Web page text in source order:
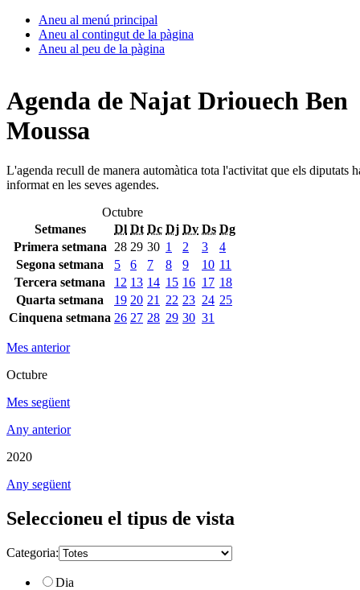
Aneu al menú principal
Aneu al contingut de la pàgina
Aneu al peu de la pàgina
Agenda de Najat Driouech Ben
Moussa
L'agenda recull de manera automàtica tota l'activitat que els diputats
informat en les seves agendes.
Octubre
Setmanes
Dl Dt Dc Dj Dv Ds Dg
Primera setmana
28 29 30 1 2 3
4
Segona setmana
5 6 7 8 9 10 11
Tercera setmana
12 13 14 15 16 17 18
Quarta setmana
19 20 21 22 23 24 25
Cinquena setmana 26 27 28 29 30 31
Mes anterior
Octubre
Mes següent
Any anterior
2020
Any següent
Seleccioneu el tipus de vista
Categoria:
Dia